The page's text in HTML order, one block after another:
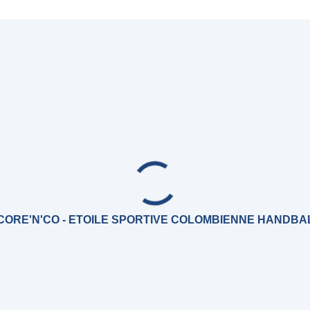
- ETOILE SPORTIVE COLOMBIENNE